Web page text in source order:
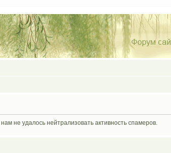
не удалось нейтрализовать активность спамеров.